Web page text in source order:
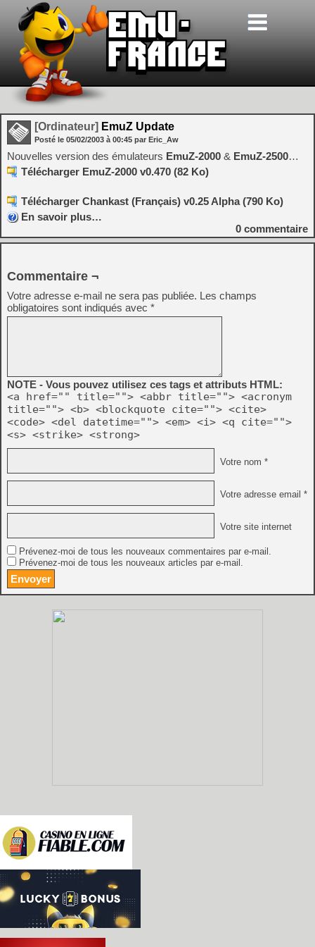
[Ordinateur] EmuZ Update
Posté le 05/02/2003 à 00:45 par Eric_Aw
Nouvelles version des émulateurs EmuZ-2000 & EmuZ-2500…
Télécharger EmuZ-2000 v0.470 (82 Ko)
Télécharger Chankast (Français) v0.25 Alpha (790 Ko)
En savoir plus…
0 commentaire
Commentaire ¬
Votre adresse e-mail ne sera pas publiée. Les champs
obligatoires sont indiqués avec *
NOTE - Vous pouvez utilisez ces tags et attributs HTML:
<a href="" title=""> <abbr title=""> <acronym
title=""> <b> <blockquote cite=""> <cite>
<code> <del datetime=""> <em> <i> <q cite="">
<s> <strike> <strong>
Votre nom *
Votre adresse email *
Votre site internet
Prévenez-moi de tous les nouveaux commentaires par e-mail.
Prévenez-moi de tous les nouveaux articles par e-mail.